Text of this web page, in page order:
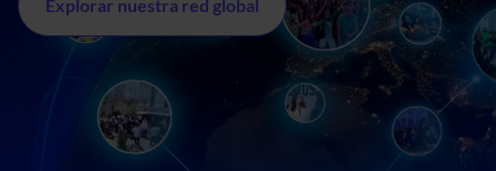
Explorar nuestra red global